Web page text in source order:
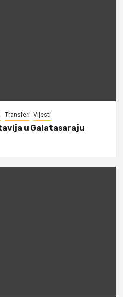
Transferi Vijesti
u Galatasaraju